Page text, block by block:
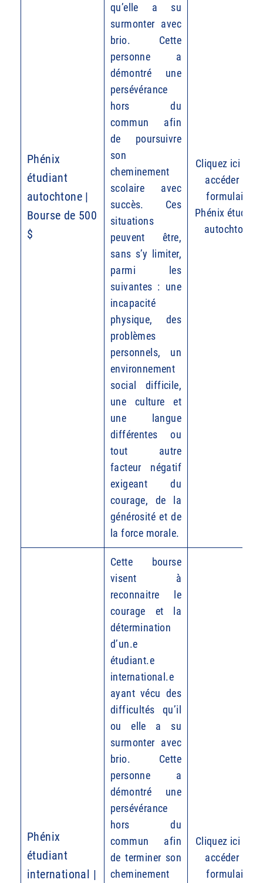
Phénix
étudiant
autochtone |
Bourse de 500
$
qu’elle a su
surmonter avec
brio. Cette
personne a
démontré une
persévérance
hors du
commun afin
de poursuivre
son
cheminement
scolaire avec
succès. Ces
situations
peuvent être,
sans s’y limiter,
parmi les
suivantes : une
incapacité
physique, des
problèmes
personnels, un
environnement
social difficile,
une culture et
une langue
différentes ou
tout autre
facteur négatif
exigeant du
courage, de la
générosité et de
la force morale.
Cliquez ici pour
accéder au
formulaire
Phénix étudiant
autochtone
Phénix
étudiant
international |
Cette bourse
visent à
reconnaitre le
courage et la
détermination
d’un.e
étudiant.e
international.e
ayant vécu des
difficultés qu’il
ou elle a su
surmonter avec
brio. Cette
personne a
démontré une
persévérance
hors du
commun afin
de terminer son
cheminement
Cliquez ici pour
accéder au
formulaire